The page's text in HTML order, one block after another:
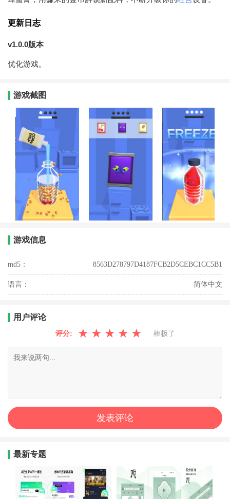
更新日志
v1.0.0版本
优化游戏。
游戏截图
游戏信息
md5： 8563D278797D4187FCB2D5CEBC1CC5B1
语言： 简体中文
用户评论
评分: ★ ★ ★ ★ ★ 棒极了
最新专题